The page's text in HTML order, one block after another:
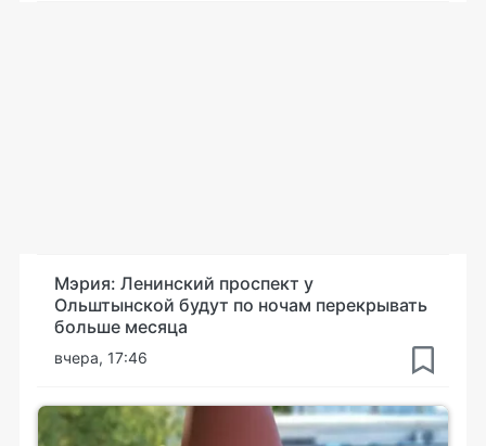
Мэрия: Ленинский проспект у
Ольштынской будут по ночам перекрывать
больше месяца
вчера, 17:46